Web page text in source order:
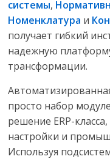
системы,
Номенклатура и
получает гибкий
надежную
трансформации.
просто набор
решение ERP-
настройки и
Используя